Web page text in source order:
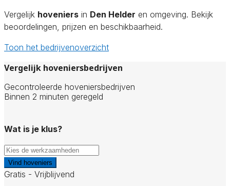
Vergelijk hoveniers in Den Helder en omgeving. Bekijk
beoordelingen, prijzen en beschikbaarheid.
Toon het bedrijvenoverzicht
Vergelijk hoveniersbedrijven
Gecontroleerde hoveniersbedrijven
Binnen 2 minuten geregeld
Wat is je klus?
Vind hoveniers
Gratis - Vrijblijvend